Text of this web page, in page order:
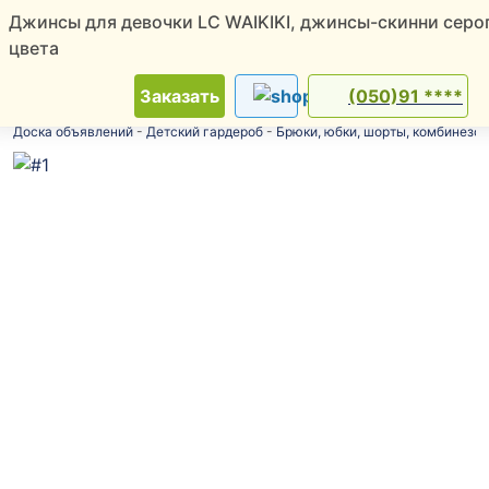
Новинки Скидки Советчица
Доска объявлений - Детский гардероб - Брюки, юбки, шорты,
Джинсы для девочки LC WAIKIKI, джинсы-скинни
цвета
Заказать (050)91 ****